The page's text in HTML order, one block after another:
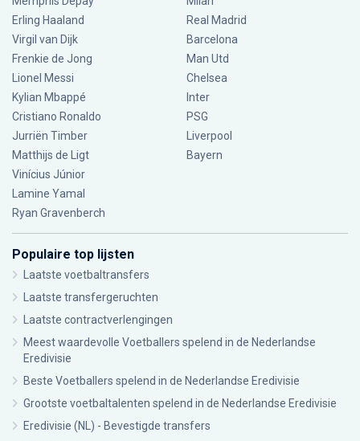
Erling Haaland
Virgil van Dijk
Frenkie de Jong
Lionel Messi
Kylian Mbappé
Cristiano Ronaldo
Jurriën Timber
Matthijs de Ligt
Vinícius Júnior
Lamine Yamal
Ryan Gravenberch
Real Madrid
Barcelona
Man Utd
Chelsea
Inter
PSG
Liverpool
Bayern
Populaire top lijsten
Laatste voetbaltransfers
Laatste transfergeruchten
Laatste contractverlengingen
Meest waardevolle Voetballers spelend in de Nederlandse
Eredivisie
Beste Voetballers spelend in de Nederlandse Eredivisie
Grootste voetbaltalenten spelend in de Nederlandse Eredivisie
Eredivisie (NL) - Bevestigde transfers